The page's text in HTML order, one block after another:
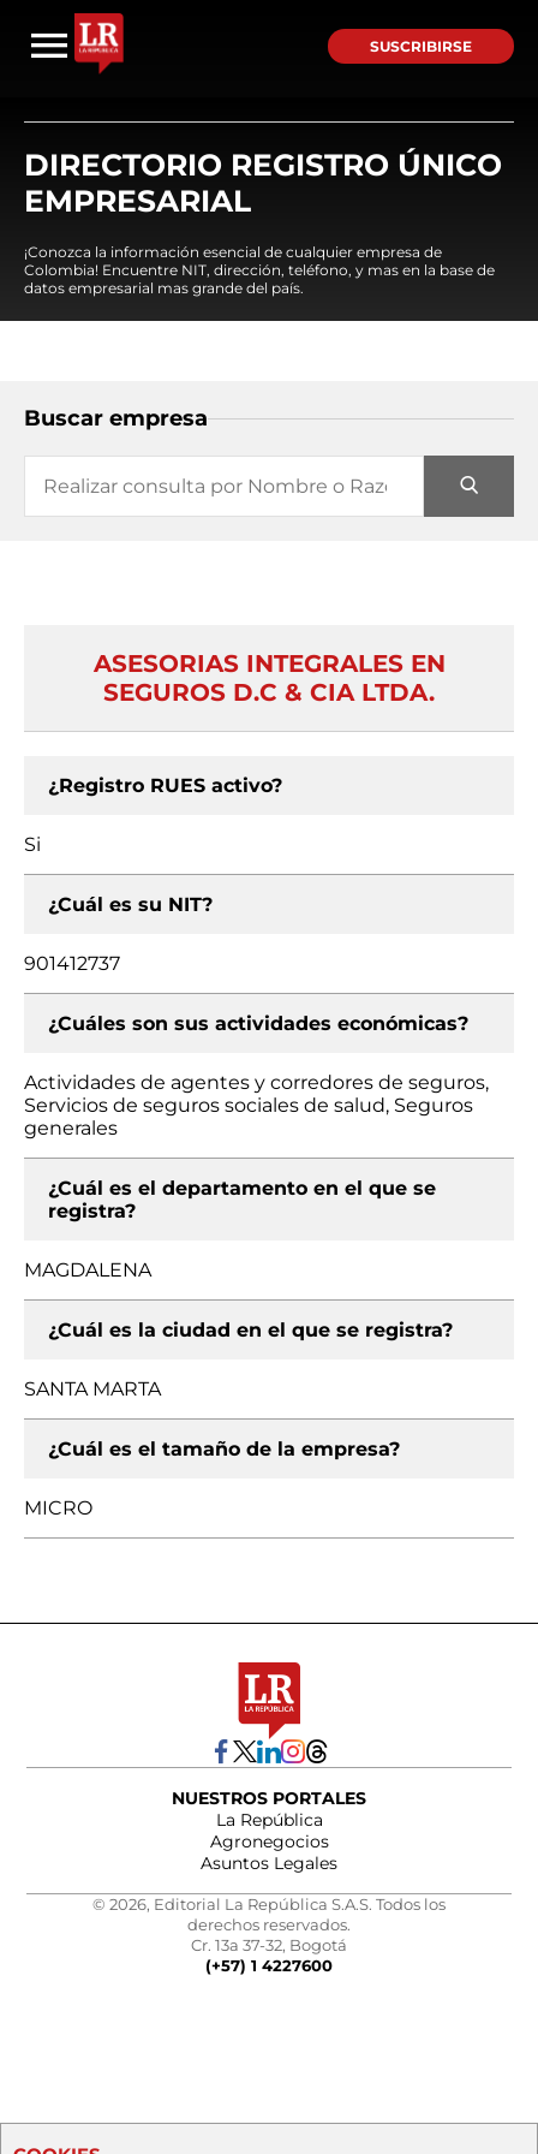
SUSCRIBIRSE
DIRECTORIO REGISTRO ÚNICO
EMPRESARIAL
¡Conozca la información esencial de cualquier empresa de
Colombia! Encuentre NIT, dirección, teléfono, y mas en la base de
datos empresarial mas grande del país.
Buscar empresa
ASESORIAS INTEGRALES EN
SEGUROS D.C & CIA LTDA.
¿Registro RUES activo?
Si
¿Cuál es su NIT?
901412737
¿Cuáles son sus actividades económicas?
Actividades de agentes y corredores de seguros,
Servicios de seguros sociales de salud, Seguros
generales
¿Cuál es el departamento en el que se
registra?
MAGDALENA
¿Cuál es la ciudad en el que se registra?
SANTA MARTA
¿Cuál es el tamaño de la empresa?
MICRO
NUESTROS PORTALES
La República
Agronegocios
Asuntos Legales
© 2026, Editorial La República S.A.S. Todos los
derechos reservados.
Cr. 13a 37-32, Bogotá
(+57) 1 4227600